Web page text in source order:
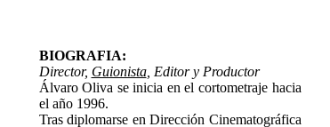
BIOGRAFIA:
Director, Guionista, Editor y Productor
Álvaro Oliva se inicia en el cortometraje hacia
el año 1996.
Tras diplomarse en Dirección Cinematográfica